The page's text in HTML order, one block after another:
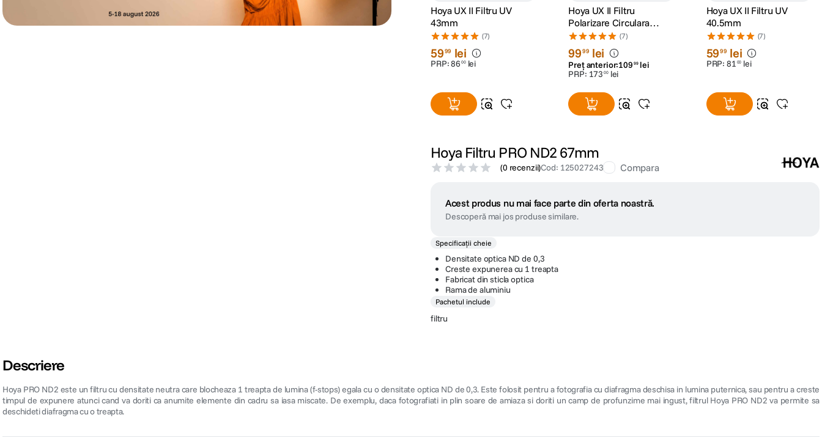
Hoya UX II Filtru UV
43mm
(7)
5999 lei
PRP:86 00 lei
Hoya UX II Filtru
Polarizare Circulara
58mm
(7)
9999 lei
Preț anterior:109 99 lei
PRP: 173 00 lei
Hoya UX II Filtru UV
40.5mm
(7)
5999 lei
PRP: 81 00 lei
Hoya Filtru PRO ND2 67mm
(0 recenzii)Cod: 125027243 Compara
Acest produs nu mai face parte din oferta noastră.
Descoperă mai jos produse similare.
Specificații cheie
Densitate optica ND de 0,3
Creste expunerea cu 1 treapta
Fabricat din sticla optica
Rama de aluminiu
Pachetul include
filtru
Descriere
Hoya PRO ND2 este un filtru cu densitate neutra care blocheaza 1 treapta de lumina (f-stops) egala cu o densitate optica ND de 0,3. Este folosit pentru a fotografia cu diafragma deschisa in lumina puternica, sau pentru a creste
timpul de expunere atunci cand va doriti ca anumite elemente din cadru sa iasa miscate. De exemplu, daca fotografiati in plin soare de amiaza si doriti un camp de profunzime mai ingust, filtrul Hoya PRO ND2 va permite sa
deschideti diafragma cu o treapta.